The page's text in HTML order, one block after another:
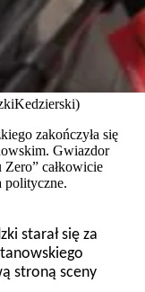
zakończyła się
Gwiazdor
całkowicie
polityczne.
starał się za
stroną sceny